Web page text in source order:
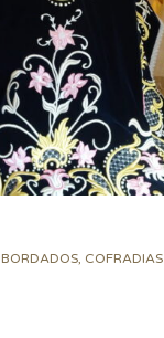
BORDADOS, COFRADIAS